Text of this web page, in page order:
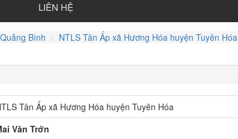
LIÊN HỆ
Quảng Bình NTLS Tân Ấp xã Hương Hóa huyện Tuyên Hóa
Tân Ấp xã Hương Hóa huyện Tuyên Hóa
Văn Trớn